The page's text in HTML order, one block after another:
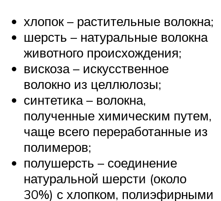
хлопок – растительные волокна;
шерсть – натуральные волокна
животного происхождения;
вискоза – искусственное
волокно из целлюлозы;
синтетика – волокна,
полученные химическим путем,
чаще всего переработанные из
полимеров;
полушерсть – соединение
натуральной шерсти (около
30%) с хлопком, полиэфирными